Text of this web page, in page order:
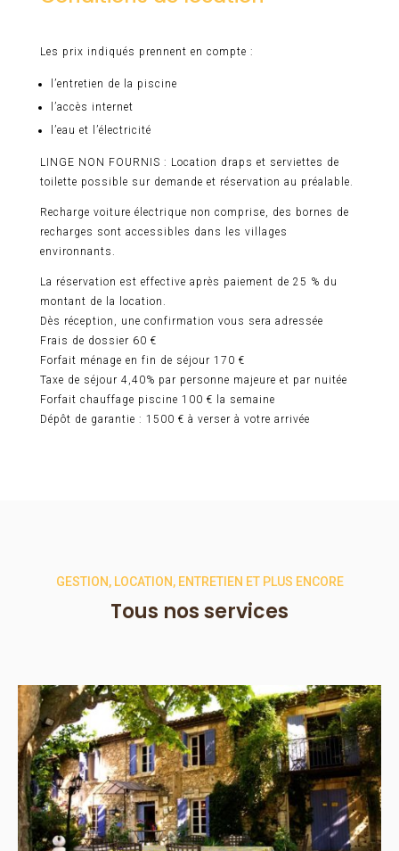
Les prix indiqués prennent en compte :
l’entretien de la piscine
l’accès internet
l’eau et l’électricité
LINGE NON FOURNIS : Location draps et serviettes de
toilette possible sur demande et réservation au préalable.
Recharge voiture électrique non comprise, des bornes de
recharges sont accessibles dans les villages
environnants.
La réservation est effective après paiement de 25 % du
montant de la location.
Dès réception, une confirmation vous sera adressée
Frais de dossier 60 €
Forfait ménage en fin de séjour 170 €
Taxe de séjour 4,40% par personne majeure et par nuitée
Forfait chauffage piscine 100 € la semaine
Dépôt de garantie : 1500 € à verser à votre arrivée
GESTION, LOCATION, ENTRETIEN ET PLUS ENCORE
Tous nos services